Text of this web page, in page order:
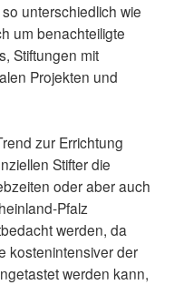
unterschiedlich wie
um benachteiligte
Stiftungen mit
Projekten und
zur Errichtung
Stifter die
oder aber auch
Pfalz
werden, da
kostenintensiver der
werden kann,